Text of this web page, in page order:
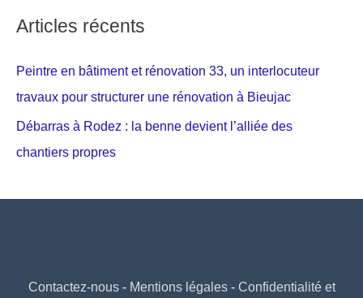
Articles récents
Peintre en bâtiment et rénovation 33, un interlocuteur
travaux pour structurer une rénovation à Bieujac
Débarras à Rodez : la benne devient l’alliée des
chantiers propres
Contactez-nous- Mentions légales- Confidentialité et